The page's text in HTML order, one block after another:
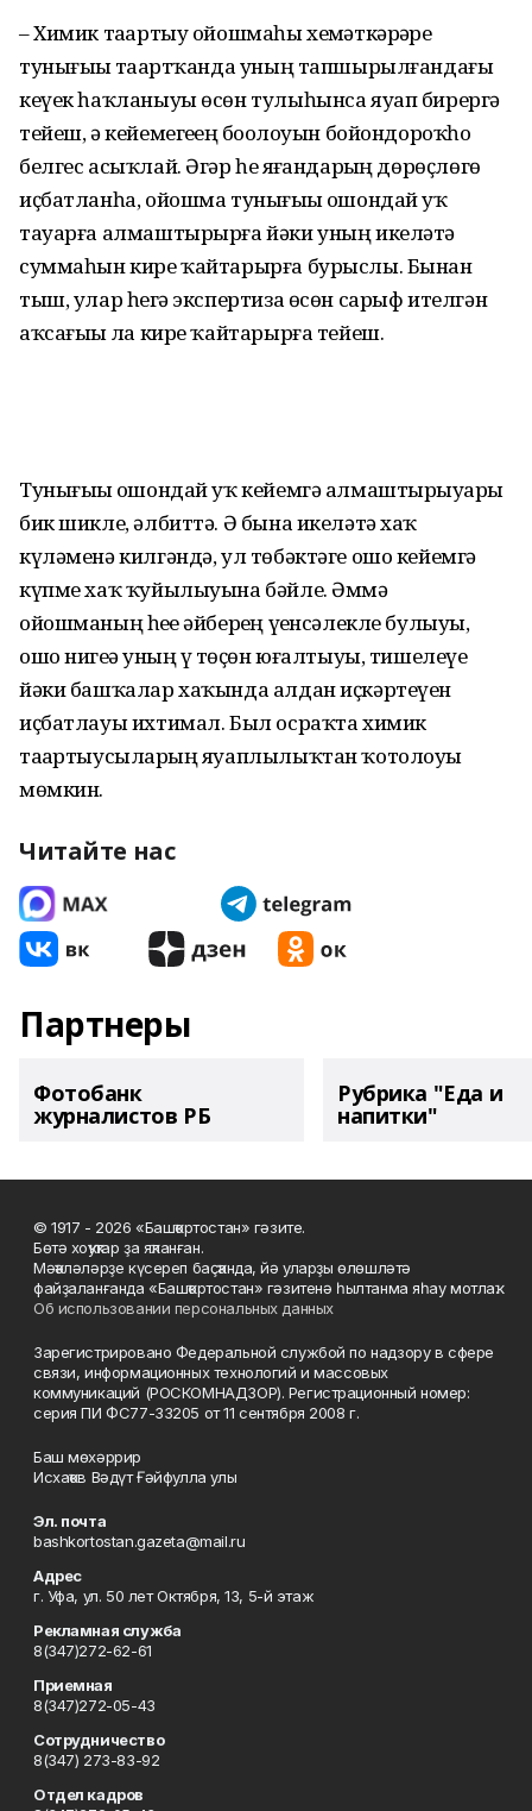
– Химик таҙартыу ойошмаһы хеҙмәткәрҙәре
тунығыҙҙы таҙартҡанда уның тапшырылғандағы
кеүек һаҡланыуы өсөн тулыһынса яуап бирергә
тейеш, ә кейемегеҙҙең боҙолоуын бойондороҡһоҙ
белгес асыҡлай. Әгәр һеҙ яҙғандарҙың дөрөҫлөгө
иҫбатланһа, ойошма тунығыҙҙы ошондай уҡ
тауарға алмаштырырға йәки уның икеләтә
суммаһын кире ҡайтарырға бурыслы. Бынан
тыш, улар һеҙгә экспертиза өсөн сарыф ителгән
аҡсағыҙҙы ла кире ҡайтарырға тейеш.
Тунығыҙҙы ошондай уҡ кейемгә алмаштырыуҙары
бик шикле, әлбиттә. Ә бына икеләтә хаҡ
күләменә килгәндә, ул төбәктәге ошо кейемгә
күпме хаҡ ҡуйылыуына бәйле. Әммә
ойошманың һеҙҙе әйберҙең үҙенсәлекле булыуы,
ошо нигеҙҙә уның үҙ төҫөн юғалтыуы, тишелеүе
йәки башҡалар хаҡында алдан иҫкәртеүен
иҫбатлауы ихтимал. Был осраҡта химик
таҙартыусыларҙың яуаплылыҡтан ҡотолоуы
мөмкин.
Читайте нас
Партнеры
Фотобанк
журналистов РБ
Рубрика "Еда и
напитки"
© 1917 - 2026 «Башҡортостан» гәзите.
Бөтә хоҡуҡтар ҙа яҡланған.
Мәҡәләләрҙе күсереп баҫҡанда, йә уларҙы өлөшләтә
файҙаланғанда «Башҡортостан» гәзитенә һылтанма яһау мотлаҡ.
Об использовании персональных данных
Зарегистрировано Федеральной службой по надзору в сфере
связи, информационных технологий и массовых
коммуникаций (РОСКОМНАДЗОР). Регистрационный номер:
серия ПИ ФС77-33205 от 11 сентября 2008 г.
Баш мөхәррир
Исхаҡов Вәдүт Ғәйфулла улы
Эл. почта
bashkortostan.gazeta@mail.ru
Адрес
г. Уфа, ул. 50 лет Октября, 13, 5-й этаж
Рекламная служба
8(347)272-62-61
Приемная
8(347)272-05-43
Сотрудничество
8(347) 273-83-92
Отдел кадров